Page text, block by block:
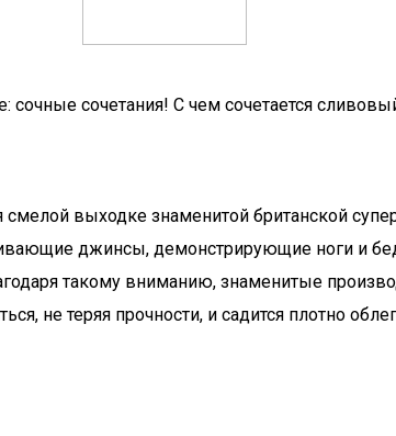
сочетания! С чем сочетается
выходке знаменитой британской
джинсы, демонстрирующие ноги и
такому вниманию, знаменитые
не теряя прочности, и садится плотно